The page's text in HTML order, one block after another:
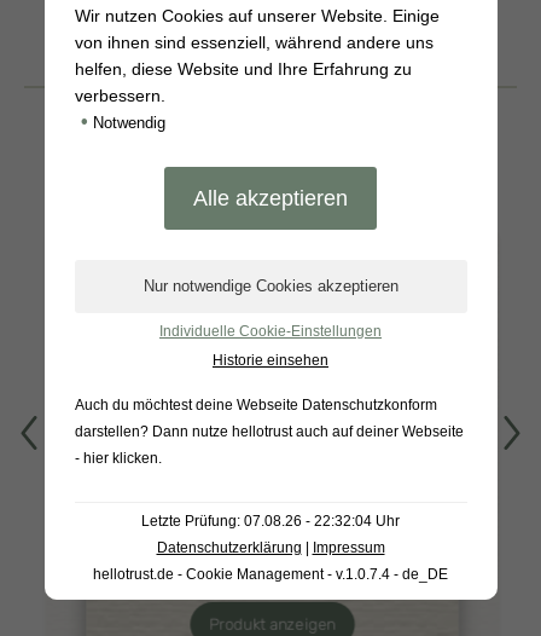
BELIEBTE
Grünkohlpesto 170g
Produkt anzeigen
Wir nutzen Cookies auf unserer Website. Einige
von ihnen sind essenziell, während andere uns
helfen, diese Website und Ihre Erfahrung zu
verbessern.
• Notwendig
Individuelle Cookie-Einstellungen
Historie einsehen
Auch du möchtest deine Webseite Datenschutzkonform
darstellen? Dann nutze hellotrust auch auf deiner Webseite
- hier klicken
Letzte Prüfung: 07.08.26 - 22:32:04 Uhr
Datenschutzerklärung | Impressum
hellotrust.de - Cookie Management - v.1.0.7.4 - de_DE